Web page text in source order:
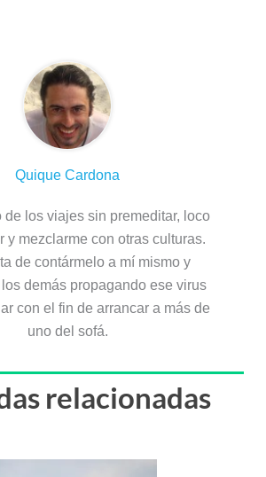
Quique Cardona
de los viajes sin premeditar, loco
y mezclarme con otras culturas.
de contármelo a mí mismo y
demás propagando ese virus
con el fin de arrancar a más de
uno del sofá.
relacionadas